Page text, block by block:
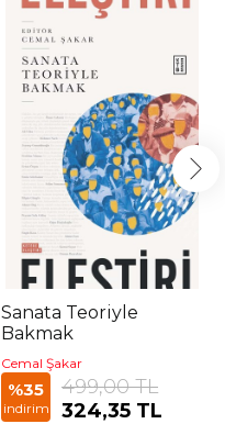
Sanata Teoriyle
Bakmak
Cemal Şakar
%35
indirim
499,00 TL
324,35 TL